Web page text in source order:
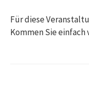
Für diese
Kommen Sie einfach